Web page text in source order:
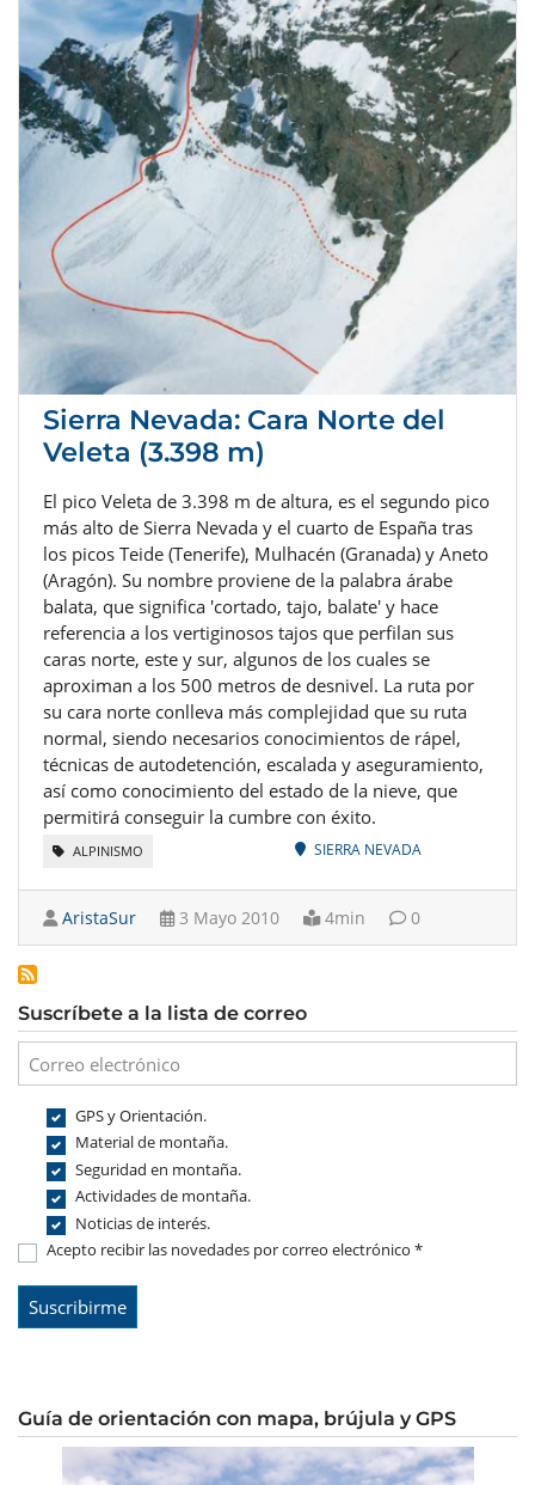
Sierra Nevada: Cara Norte del
Veleta (3.398 m)
El pico Veleta de 3.398 m de altura, es el segundo pico
más alto de Sierra Nevada y el cuarto de España tras
los picos Teide (Tenerife), Mulhacén (Granada) y Aneto
(Aragón). Su nombre proviene de la palabra árabe
balata, que significa 'cortado, tajo, balate' y hace
referencia a los vertiginosos tajos que perfilan sus
caras norte, este y sur, algunos de los cuales se
aproximan a los 500 metros de desnivel. La ruta por
su cara norte conlleva más complejidad que su ruta
normal, siendo necesarios conocimientos de rápel,
técnicas de autodetención, escalada y aseguramiento,
así como conocimiento del estado de la nieve, que
permitirá conseguir la cumbre con éxito.
ALPINISMO SIERRA NEVADA
AristaSur 3 Mayo 2010 4min 0
Suscríbete a la lista de correo
GPS y Orientación.
Material de montaña.
Seguridad en montaña.
Actividades de montaña.
Noticias de interés.
Acepto recibir las novedades por correo electrónico *
Guía de orientación con mapa, brújula y GPS